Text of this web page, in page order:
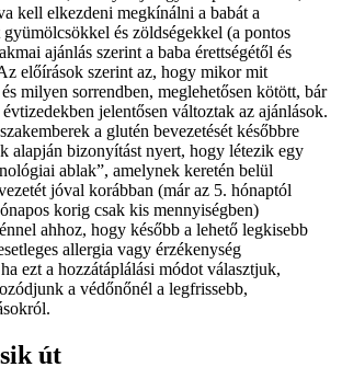
kell elkezdeni megkínálni a babát a
és zöldségekkel (a pontos
ajánlás szerint a baba érettségétől és
előírások szerint az, hogy mikor mit
milyen sorrendben, meglehetősen kötött, bár
jelentősen változtak az ajánlások.
a glutén bevezetését későbbre
alapján bizonyítást nyert, hogy létezik egy
ablak”, amelynek keretén belül
jóval korábban (már az 5. hónaptól
korig csak kis mennyiségben)
ahhoz, hogy később a lehető legkisebb
allergia vagy érzékenység
ezt a hozzátáplálási módot választjuk,
a védőnőnél a legfrissebb,
út